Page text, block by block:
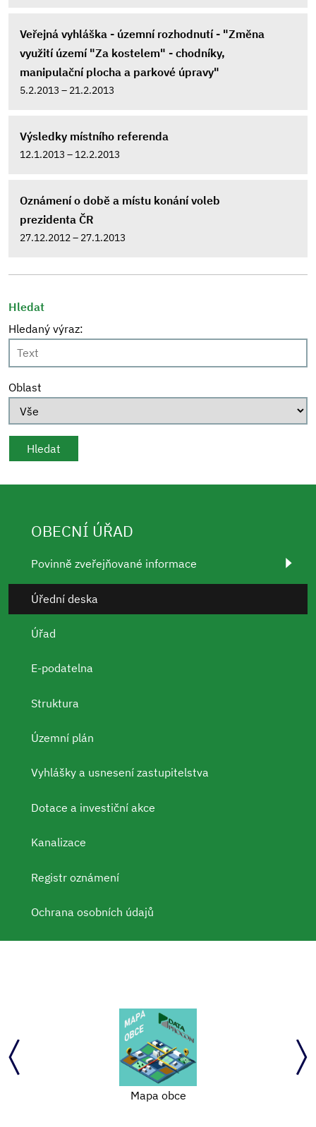
Veřejná vyhláška - územní rozhodnutí - "Změna
využití území "Za kostelem" - chodníky,
manipulační plocha a parkové úpravy"
5.2.2013 – 21.2.2013
Výsledky místního referenda
12.1.2013 – 12.2.2013
Oznámení o době a místu konání voleb
prezidenta ČR
27.12.2012 – 27.1.2013
Hledat
Hledaný výraz:
Oblast
OBECNÍ ÚŘAD
Povinně zveřejňované informace
Úřední deska
Úřad
E-podatelna
Struktura
Územní plán
Vyhlášky a usnesení zastupitelstva
Dotace a investiční akce
Kanalizace
Registr oznámení
Ochrana osobních údajů
Mapa obce